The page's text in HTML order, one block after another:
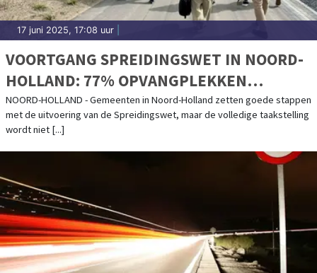
17 juni 2025, 17:08 uur
VOORTGANG SPREIDINGSWET IN NOORD-
HOLLAND: 77% OPVANGPLEKKEN
GEREALISEERD
NOORD-HOLLAND - Gemeenten in Noord-Holland zetten goede stappen
met de uitvoering van de Spreidingswet, maar de volledige taakstelling
wordt niet [...]